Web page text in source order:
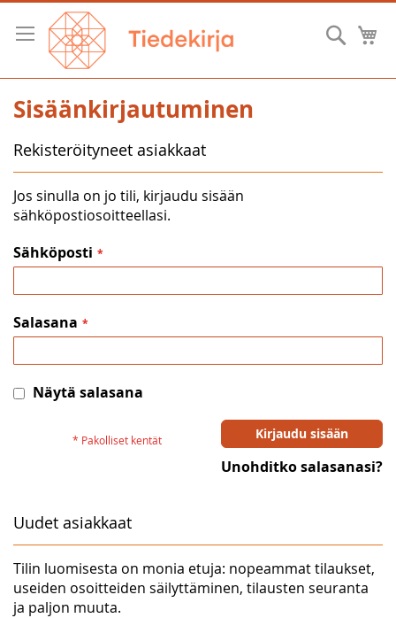
Skip
Content
Hae
Sisäänkirjautuminen
Rekisteröityneet asiakkaat
Jos sinulla on jo tili, kirjaudu sisään
sähköpostiosoitteellasi.
Sähköposti
Salasana
Näytä salasana
Kirjaudu sisään
Unohditko salasanasi?
Uudet asiakkaat
Tilin luomisesta on monia etuja: nopeammat tilaukset,
useiden osoitteiden säilyttäminen, tilausten seuranta
ja paljon muuta.